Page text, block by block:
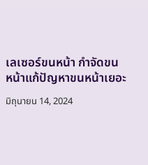
เลเซอร์ขนหน้า กำจัดขน
หน้าแก้ปัญหาขนหน้าเยอะ
มิถุนายน 14, 2024